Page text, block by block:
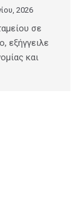
2026
σε
εξήγγειλε
και